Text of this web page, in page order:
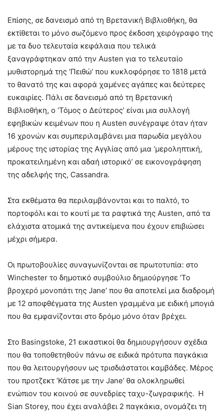
Επίσης, σε δανεισμό από τη Βρετανική Βιβλιοθήκη, θα
εκτίθεται το μόνο σωζόμενο προς έκδοση χειρόγραφο της
με τα δυο τελευταία κεφάλαια που τελικά
ξαναγράφτηκαν από την Austen για το τελευταίο
μυθιστορημά της ‘Πειθώ’ που κυκλοφόρησε το 1818 μετά
το θανατό της και αφορά χαμένες αγάπες και δεύτερες
ευκαιρίες. Πάλι σε δανεισμό από τη Βρετανική
Βιβλιοθήκη, ο ‘Τόμος ο Δεύτερος’ είναι μια συλλογή
εφηβικών κειμένων που η Austen συνέγραψε όταν ήταν
16 χρονών και συμπεριλαμβάνει μια παρωδία μεγάλου
μέρους της ιστορίας της Αγγλίας από μια ‘μεροληπτική,
προκατειλημένη και αδαή ιστορικό’ σε εικονογράφηση
της αδελφής της, Cassandra.
Στα εκθέματα θα περιλαμβάνονται και το παλτό, το
πορτοφόλι και το κουτί με τα ραφτικά της Austen, από τα
ελάχιστα ατομικά της αντικείμενα που έχουν επιβιώσει
μέχρι σήμερα.
Οι πρωτοβουλίες συναγωνίζονται σε πρωτοτυπία: στο
Winchester το δημοτικό συμβούλιο δημιούργησε ‘Το
βροχερό μονοπάτι της Jane’ που θα αποτελεί μια διαδρομή
με 12 αποφθέγματα της Austen γραμμένα με ειδική μπογιά
που θα εμφανίζονται στο δρόμο μόνο όταν βρέχει.
Στο Basingstoke, 21 εικαστικοί θα δημιουργήσουν σχέδια
που θα τοποθετηθούν πάνω σε ειδικά πρότυπα παγκάκια
που θα λειτουργήσουν ως τρισδιάστατοι καμβάδες. Μέρος
του προτζεκτ ‘Κάτσε με την Jane’ θα ολοκληρωθεί
ενώπιον του κοινού σε συνεδρίες ταχυ-ζωγραφικής. Η
Sian Storey, που έχει αναλάβει 2 παγκάκια, ονομάζει τη